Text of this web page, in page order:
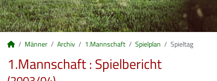
Männer Archiv 1.Mannschaft Spielplan Spieltag
1.Mannschaft :Spielbericht